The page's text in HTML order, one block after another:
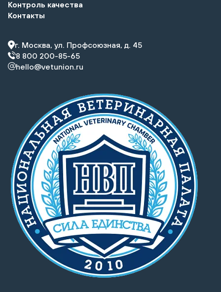
Контроль качества
Контакты
г. Москва, ул. Профсоюзная, д. 45
8 800 200-85-65
hello@vetunion.ru